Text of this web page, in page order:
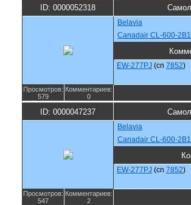
ID: 0000052318
Belavia
Canadair CL-600-
EW-277PJ (cn 7852)
Просмотров:
579
Комментариев:
0
ID: 0000047237
Belavia
Canadair CL-600-
EW-277PJ (cn 7852)
Просмотров:
547
Комментариев:
2